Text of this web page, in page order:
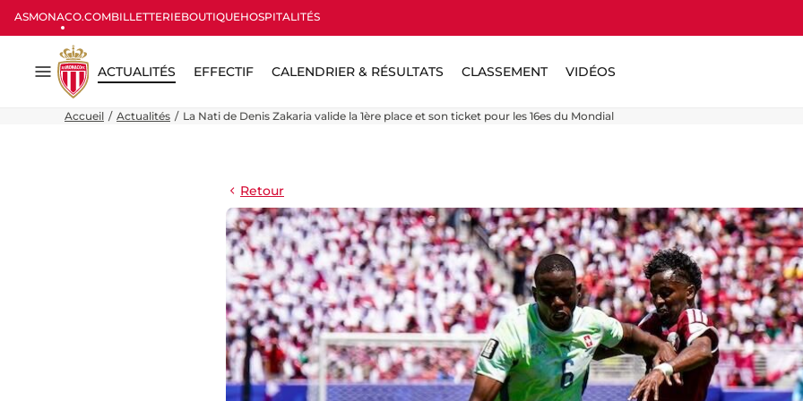
ASMONACO.COMBILLETTERIEBOUTIQUEHOSPITALITÉS
Menu
ACTUALITÉS EFFECTIF CALENDRIER & RÉSULTATS CLASSEMENT VIDÉOS
Accueil Actualités La Nati de Denis Zakaria valide la 1ère place et son ticket pour les 16es du Mondial
Retour